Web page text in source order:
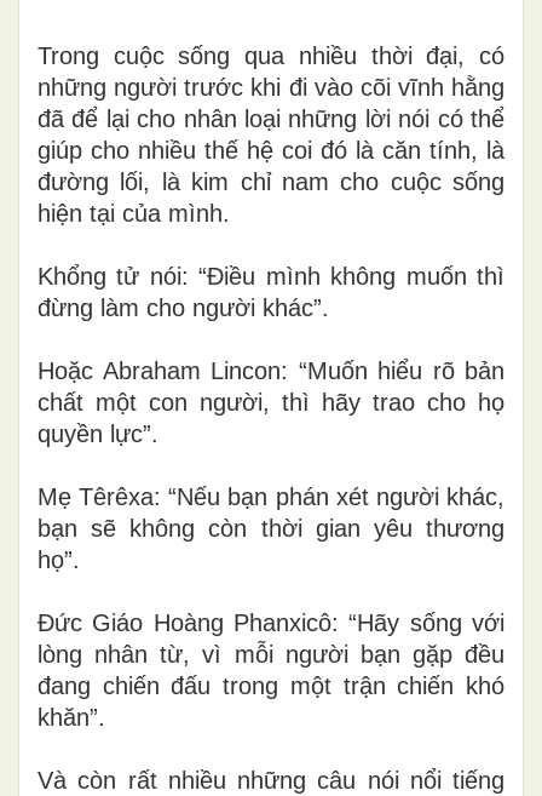
Trong cuộc sống qua nhiều thời đại, có
những người trước khi đi vào cõi vĩnh hằng
đã để lại cho nhân loại những lời nói có thể
giúp cho nhiều thế hệ coi đó là căn tính, là
đường lối, là kim chỉ nam cho cuộc sống
hiện tại của mình.
Khổng tử nói: “Điều mình không muốn thì
đừng làm cho người khác”.
Hoặc Abraham Lincon: “Muốn hiểu rõ bản
chất một con người, thì hãy trao cho họ
quyền lực”.
Mẹ Têrêxa: “Nếu bạn phán xét người khác,
bạn sẽ không còn thời gian yêu thương
họ”.
Đức Giáo Hoàng Phanxicô: “Hãy sống với
lòng nhân từ, vì mỗi người bạn gặp đều
đang chiến đấu trong một trận chiến khó
khăn”.
Và còn rất nhiều những câu nói nổi tiếng